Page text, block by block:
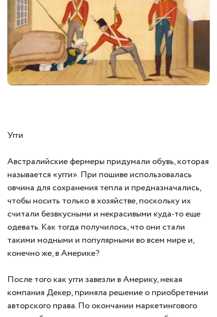
Угги
Австралийские фермеры придумали обувь, которая
называется «угги». При пошиве использовалась
овчина для сохранения тепла и предназначались,
чтобы носить только в хозяйстве, поскольку их
считали безвкусными и некрасивыми куда-то еще
одевать. Как тогда получилось, что они стали
такими модными и популярными во всем мире и,
конечно же, в Америке?
После того как угги завезли в Америку, некая
компания Декер, приняла решение о приобретении
авторского права. По окончании маркетингового